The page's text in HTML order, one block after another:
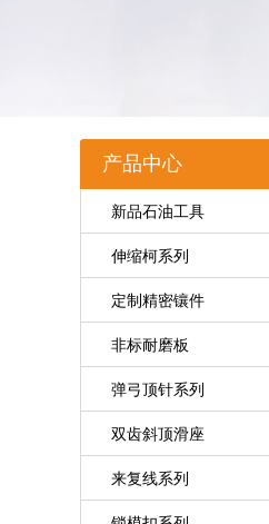
产品中心
新品石油工具
伸缩柯系列
定制精密镶件
非标耐磨板
弹弓顶针系列
双齿斜顶滑座
来复线系列